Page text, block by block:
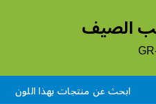
الصيف
ابحث عن منتجات بهذا اللون